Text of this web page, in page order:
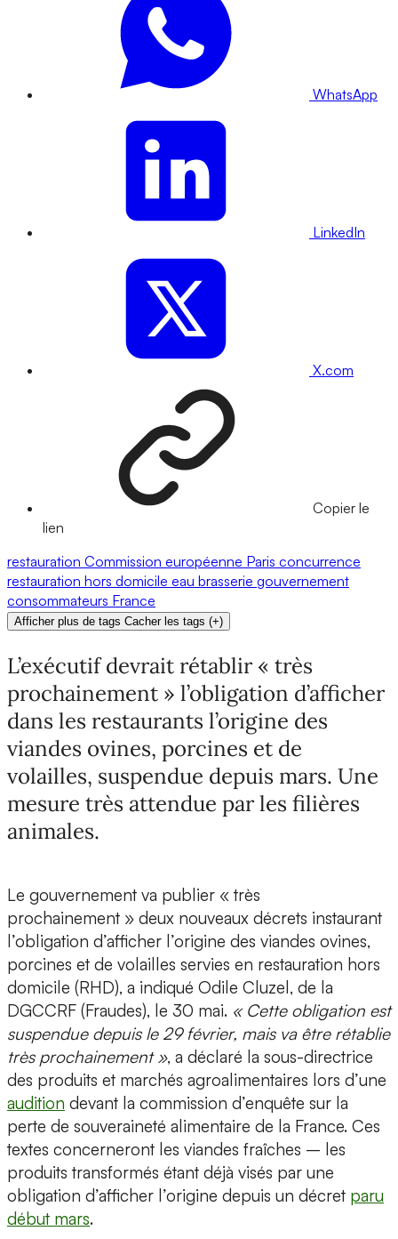
WhatsApp
LinkedIn
X.com
Copier le
lien
restauration Commission européenne Paris concurrence
restauration hors domicile eau brasserie gouvernement
consommateurs France
Afficher plus de tags Cacher les tags (+)
L’exécutif devrait rétablir « très
prochainement » l’obligation d’afficher
dans les restaurants l’origine des
viandes ovines, porcines et de
volailles, suspendue depuis mars. Une
mesure très attendue par les filières
animales.
Le gouvernement va publier « très
prochainement » deux nouveaux décrets instaurant
l’obligation d’afficher l’origine des viandes ovines,
porcines et de volailles servies en restauration hors
domicile (RHD), a indiqué Odile Cluzel, de la
DGCCRF (Fraudes), le 30 mai. « Cette obligation est
suspendue depuis le 29 février, mais va être rétablie
très prochainement », a déclaré la sous-directrice
des produits et marchés agroalimentaires lors d’une
audition devant la commission d’enquête sur la
perte de souveraineté alimentaire de la France. Ces
textes concerneront les viandes fraîches – les
produits transformés étant déjà visés par une
obligation d’afficher l’origine depuis un décret paru
début mars.